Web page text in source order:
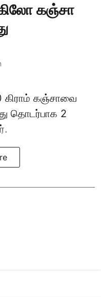
கிலோ கஞ்சா
கிராம் கஞ்சாவை
தொடர்பாக 2